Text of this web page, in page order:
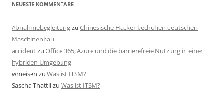
NEUESTE KOMMENTARE
Abnahmebegleitungzu Chinesische Hacker bedrohen deutschen
Maschinenbau
accidentzu Office 365, Azure und die barrierefreie Nutzung in einer
hybriden Umgebung
wmeisen zu Was ist ITSM?
Sascha Thattilzu Was ist ITSM?